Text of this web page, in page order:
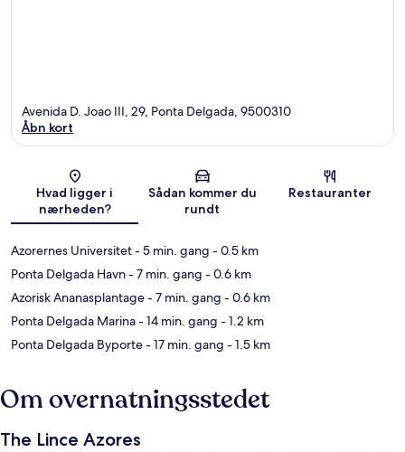
Kort
Avenida D. Joao III, 29, Ponta Delgada, 9500310
Åbn kort
Hvad ligger i
nærheden?
Sådan kommer du
rundt
Restauranter
Azorernes Universitet- 5 min. gang - 0.5 km
Ponta Delgada Havn- 7 min. gang - 0.6 km
Azorisk Ananasplantage- 7 min. gang - 0.6 km
Ponta Delgada Marina- 14 min. gang - 1.2 km
Ponta Delgada Byporte- 17 min. gang - 1.5 km
Om overnatningsstedet
The Lince Azores